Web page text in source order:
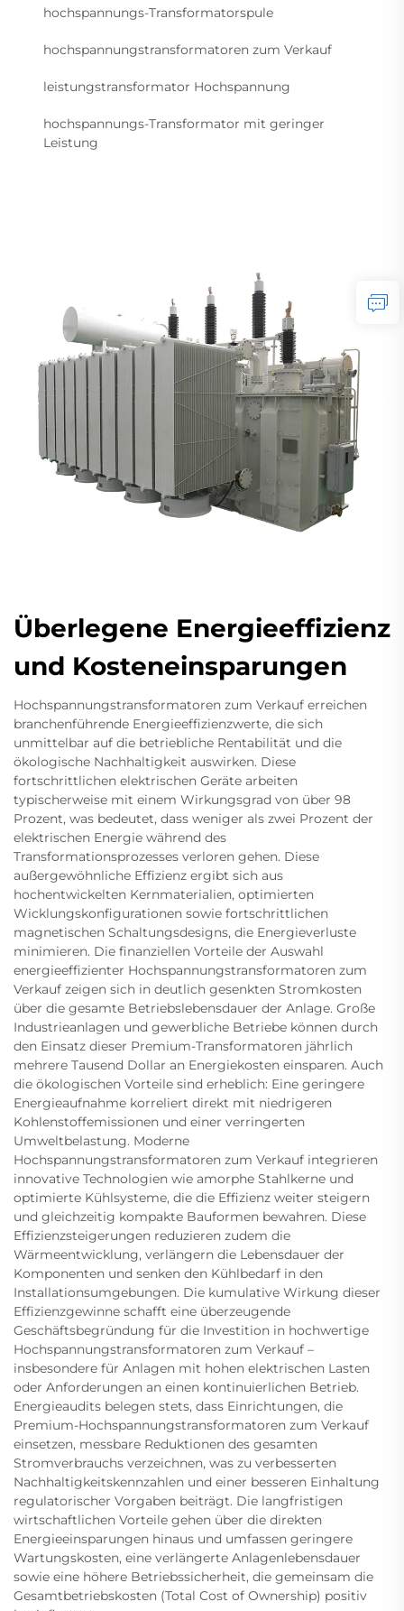
hochspannungs-Transformatorspule
hochspannungstransformatoren zum Verkauf
leistungstransformator Hochspannung
hochspannungs-Transformator mit geringer
Leistung
Überlegene Energieeffizienz
und Kosteneinsparungen
Hochspannungstransformatoren zum Verkauf erreichen
branchenführende Energieeffizienzwerte, die sich
unmittelbar auf die betriebliche Rentabilität und die
ökologische Nachhaltigkeit auswirken. Diese
fortschrittlichen elektrischen Geräte arbeiten
typischerweise mit einem Wirkungsgrad von über 98
Prozent, was bedeutet, dass weniger als zwei Prozent der
elektrischen Energie während des
Transformationsprozesses verloren gehen. Diese
außergewöhnliche Effizienz ergibt sich aus
hochentwickelten Kernmaterialien, optimierten
Wicklungskonfigurationen sowie fortschrittlichen
magnetischen Schaltungsdesigns, die Energieverluste
minimieren. Die finanziellen Vorteile der Auswahl
energieeffizienter Hochspannungstransformatoren zum
Verkauf zeigen sich in deutlich gesenkten Stromkosten
über die gesamte Betriebslebensdauer der Anlage. Große
Industrieanlagen und gewerbliche Betriebe können durch
den Einsatz dieser Premium-Transformatoren jährlich
mehrere Tausend Dollar an Energiekosten einsparen. Auch
die ökologischen Vorteile sind erheblich: Eine geringere
Energieaufnahme korreliert direkt mit niedrigeren
Kohlenstoffemissionen und einer verringerten
Umweltbelastung. Moderne
Hochspannungstransformatoren zum Verkauf integrieren
innovative Technologien wie amorphe Stahlkerne und
optimierte Kühlsysteme, die die Effizienz weiter steigern
und gleichzeitig kompakte Bauformen bewahren. Diese
Effizienzsteigerungen reduzieren zudem die
Wärmeentwicklung, verlängern die Lebensdauer der
Komponenten und senken den Kühlbedarf in den
Installationsumgebungen. Die kumulative Wirkung dieser
Effizienzgewinne schafft eine überzeugende
Geschäftsbegründung für die Investition in hochwertige
Hochspannungstransformatoren zum Verkauf –
insbesondere für Anlagen mit hohen elektrischen Lasten
oder Anforderungen an einen kontinuierlichen Betrieb.
Energieaudits belegen stets, dass Einrichtungen, die
Premium-Hochspannungstransformatoren zum Verkauf
einsetzen, messbare Reduktionen des gesamten
Stromverbrauchs verzeichnen, was zu verbesserten
Nachhaltigkeitskennzahlen und einer besseren Einhaltung
regulatorischer Vorgaben beiträgt. Die langfristigen
wirtschaftlichen Vorteile gehen über die direkten
Energieeinsparungen hinaus und umfassen geringere
Wartungskosten, eine verlängerte Anlagenlebensdauer
sowie eine höhere Betriebssicherheit, die gemeinsam die
Gesamtbetriebskosten (Total Cost of Ownership) positiv